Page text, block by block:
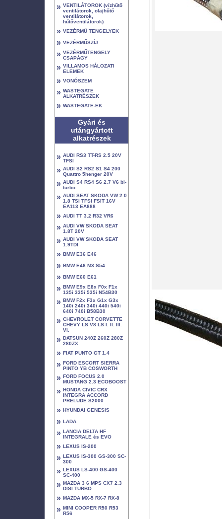
» VENTILÁTOROK (vízhűtő
ventilátorok, olajhűtő
ventilátorok,
hűtőventilátorok)
» VEZÉRMŰ TENGELYEK
» VEZÉRMŰSZÍJ
» VEZÉRMŰTENGELY
CSAPÁGY
» VILLAMOS HÁLOZATI
ELEMEK
» VONÓSZEM
» WASTEGATE
ALKATRÉSZEK
» WASTEGATE-EK
Gyári és
utángyártott
alkatrészek
» AUDI RS3 TT-RS 2.5 20V
TFSI
» AUDI S2 RS2 S1 S4 200
Quattro 5henger 20V
» AUDI S4 RS4 S6 2.7 V6 bi-
turbo
» AUDI SEAT SKODA VW 2.0
1.8 TSI TFSI FSIT 16V
EA113 EA888
» AUDI TT 3.2 R32 VR6
» AUDI VW SKODA SEAT
1.8T 20V
» AUDI VW SKODA SEAT
1.9TDI
» BMW E36 E46
» BMW E46 M3 S54
» BMW E60 E61
» BMW E9x E8x F0x F1x
135i 335i 535i N54B30
» BMW F2x F3x G1x G3x
140i 240i 340i 440i 540i
640i 740i B58B30
» CHEVROLET CORVETTE
CHEVY LS V8 LS I. II. III.
VI.
» DATSUN 240Z 260Z 280Z
280ZX
» FIAT PUNTO GT 1.4
» FORD ESCORT SIERRA
PINTO YB COSWORTH
» FORD FOCUS 2.0
MUSTANG 2.3 ECOBOOST
» HONDA CIVIC CRX
INTEGRA ACCORD
PRELUDE S2000
» HYUNDAI GENESIS
» LADA
» LANCIA DELTA HF
INTEGRALE és EVO
» LEXUS IS-200
» LEXUS IS-300 GS-300 SC-
300
» LEXUS LS-400 GS-400
SC-400
» MAZDA 3 6 MPS CX7 2.3
DISI TURBO
» MAZDA MX-5 RX-7 RX-8
» MINI COOPER R50 R53
R56